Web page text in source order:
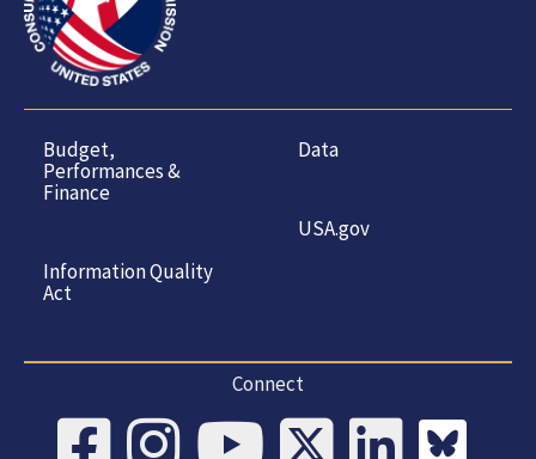
Budget,
Performances &
Finance
Information Quality
Act
Data
USA.gov
Connect